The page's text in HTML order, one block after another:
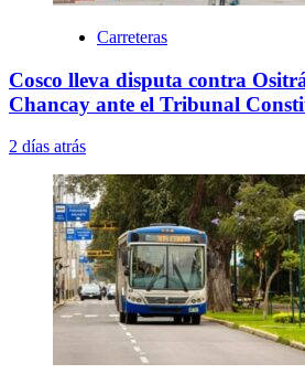
Carreteras
Cosco lleva disputa contra
Chancay ante el Tribunal
2 días atrás